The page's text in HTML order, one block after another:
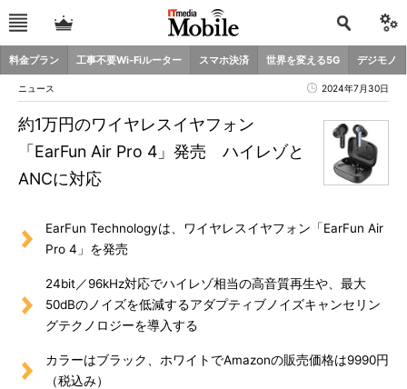
料金プラン 工事不要Wi-Fiルーター スマホ決済 世界を変える5G デジモノ
ニュース 2024年7月30日
約1万円のワイヤレスイヤフォン
「EarFun Air Pro 4」発売 ハイレゾと
ANCに対応
EarFun Technologyは、ワイヤレスイヤフォン「EarFun Air
Pro 4」を発売
24bit／96kHz対応でハイレゾ相当の高音質再生や、最大
50dBのノイズを低減するアダプティブノイズキャンセリン
グテクノロジーを導入する
カラーはブラック、ホワイトでAmazonの販売価格は9990円
（税込み）